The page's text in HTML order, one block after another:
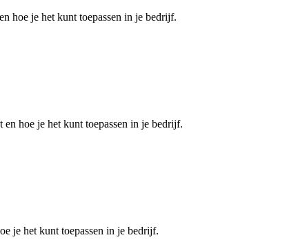
hoe je het kunt toepassen in je bedrijf.
hoe je het kunt toepassen in je bedrijf.
je het kunt toepassen in je bedrijf.